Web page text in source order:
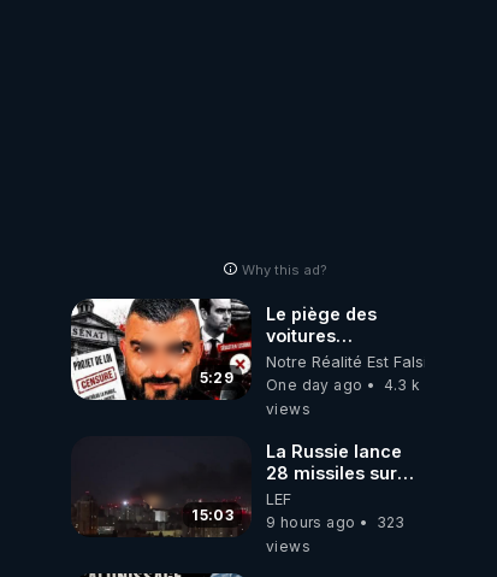
Why this ad?
5:29
Le piège des
voitures
électriques se
referme sur les
usagers !
Notre Réalité Est Falsifiée Et
One day ago
4.3 k
views
15:03
La Russie lance
28 missiles sur
Kiev, l'attaque
révèle la faiblesse
de Kiev
LEF
9 hours ago
323
views